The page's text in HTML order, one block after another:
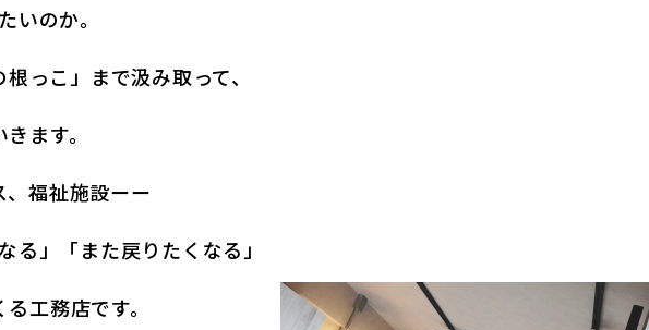
いのか。
っこ」まで汲み取って、
ます。
福祉施設ーー
る」 「また戻りたくなる」
工務店です。